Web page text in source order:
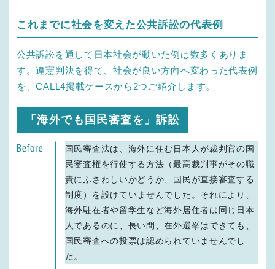
これまでに社会を変えた公共訴訟の代表例
公共訴訟を通して日本社会が動いた例は数多くありま
す。違憲判決を得て、社会が良い方向へ変わった代表例
を、CALL4掲載ケースから2つご紹介します。
「海外でも国民審査を」訴訟
国民審査法は、海外に住む日本人が裁判官の国
民審査権を行使する方法（最高裁判事がその職
責にふさわしいかどうか、国民が直接審査する
制度）を設けていませんでした。それにより、
海外駐在者や留学生など海外居住者は同じ日本
人であるのに、長い間、在外選挙はできても、
国民審査への投票は認められていませんでし
た。